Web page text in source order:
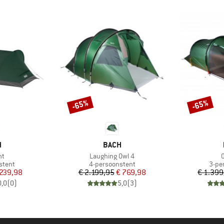
prijs
(0)
MERK
BACH
Artikel
Laughing Owl 4
Productgroep
4-persoonstent
Prijs
€ 2.199,95Verlaagde prijs
€ 769,98
5,0(3)
Korting
-65%
3-
€
Korting
-65%